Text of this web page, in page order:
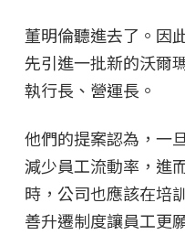
董明倫聽進去了。因
先引進一批新的沃爾
執行長、營運長。
他們的提案認為，一
減少員工流動率，進
時，公司也應該在培
善升遷制度讓員工更